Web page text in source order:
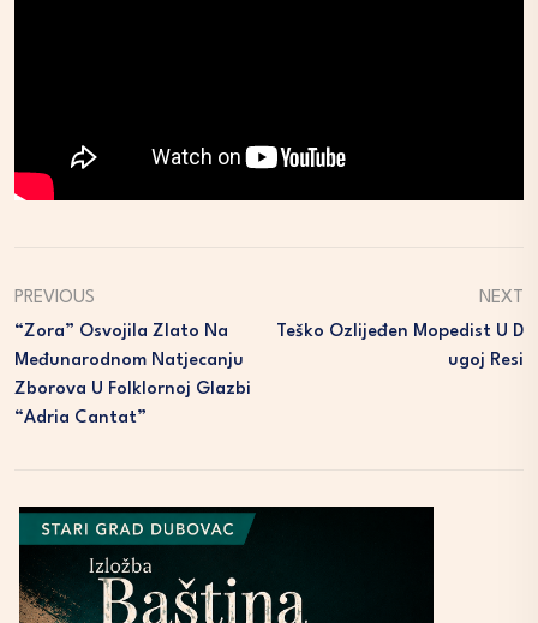
PREVIOUS
“Zora” Osvojila Zlato Na
Međunarodnom Natjecanju
Zborova U Folklornoj Glazbi
“Adria Cantat”
NEXT
Teško Ozlijeđen Mopedist U D
Ugoj Resi